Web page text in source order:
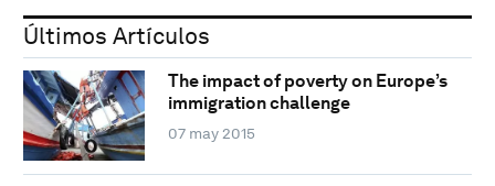
Últimos Artículos
The impact of poverty on Europe’s
immigration challenge
07 may 2015